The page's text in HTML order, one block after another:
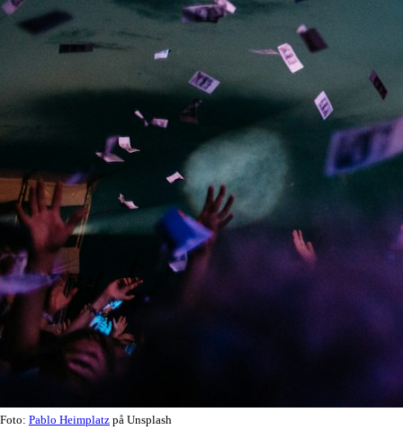
Foto: Pablo Heimplatz på Unsplash